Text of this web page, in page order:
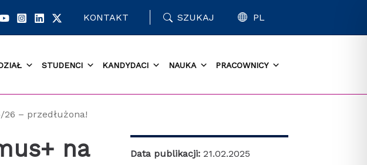
KONTAKT SZUKAJ PL
STUDENCI KANDYDACI NAUKA PRACOWNICY
– przedłużona!
na
Data publikacji: 21.02.2025